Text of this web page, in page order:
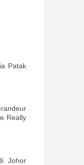
Patak
Really
Johor